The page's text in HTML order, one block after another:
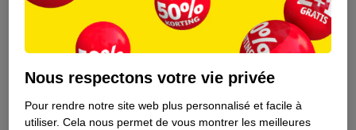
Nous respectons votre vie privée
Pour rendre notre site web plus personnalisé et facile à
utiliser. Cela nous permet de vous montrer les meilleures